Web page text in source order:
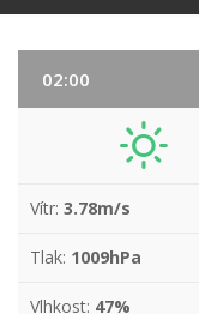
02:00
Vítr: 3.78m/s
Tlak: 1009hPa
Vlhkost: 47%